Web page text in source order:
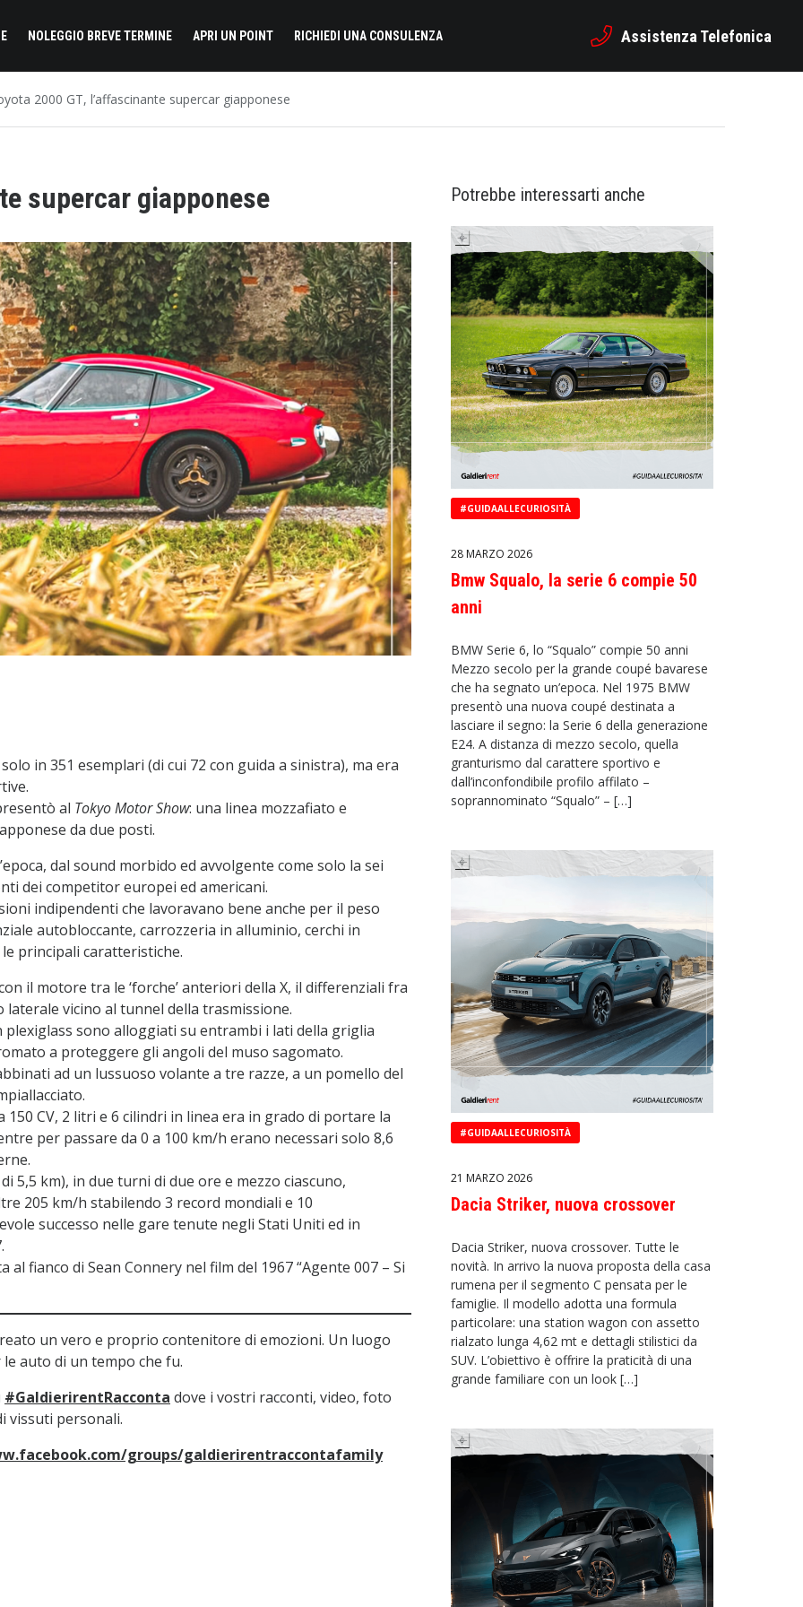
NOLEGGIO BREVE TERMINE APRI UN POINT RICHIEDI UNA CONSULENZA Assistenza Telefonica
2000 GT, l’affascinante supercar giapponese
supercar giapponese
in 351 esemplari (di cui 72 con guida a sinistra), ma era
al Tokyo Motor Show: una linea mozzafiato e
da due posti.
dal sound morbido ed avvolgente come solo la sei
dei competitor europei ed americani.
indipendenti che lavoravano bene anche per il peso
autobloccante, carrozzeria in alluminio, cerchi in
principali caratteristiche.
il motore tra le ‘forche’ anteriori della X, il differenziali fra
vicino al tunnel della trasmissione.
sono alloggiati su entrambi i lati della griglia
a proteggere gli angoli del muso sagomato.
ad un lussuoso volante a tre razze, a un pomello del
CV, 2 litri e 6 cilindri in linea era in grado di portare la
per passare da 0 a 100 km/h erano necessari solo 8,6
5,5 km), in due turni di due ore e mezzo ciascuno,
205 km/h stabilendo 3 record mondiali e 10
successo nelle gare tenute negli Stati Uniti ed in
fianco di Sean Connery nel film del 1967 “Agente 007 – Si
un vero e proprio contenitore di emozioni. Un luogo
auto di un tempo che fu.
#GaldierirentRacconta dove i vostri racconti, video, foto
vissuti personali.
groups/galdierirentraccontafamily
Potrebbe interessarti anche
#GUIDAALLECURIOSITÀ
28 MARZO 2026
Bmw Squalo, la serie 6 compie 50
anni
BMW Serie 6, lo “Squalo” compie 50 anni
Mezzo secolo per la grande coupé bavarese
che ha segnato un’epoca. Nel 1975 BMW
presentò una nuova coupé destinata a
lasciare il segno: la Serie 6 della generazione
E24. A distanza di mezzo secolo, quella
granturismo dal carattere sportivo e
dall’inconfondibile profilo affilato –
soprannominato “Squalo” – […]
#GUIDAALLECURIOSITÀ
21 MARZO 2026
Dacia Striker, nuova crossover
Dacia Striker, nuova crossover. Tutte le
novità. In arrivo la nuova proposta della casa
rumena per il segmento C pensata per le
famiglie. Il modello adotta una formula
particolare: una station wagon con assetto
rialzato lunga 4,62 mt e dettagli stilistici da
SUV. L’obiettivo è offrire la praticità di una
grande familiare con un look […]